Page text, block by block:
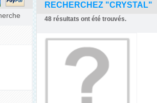
RECHERCHEZ "CRYSTAL"
48 résultats ont été trouvés.